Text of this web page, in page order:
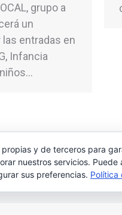
grupo a
un
entradas en
Infancia
y de terceros para
nuestros servicios.
sus preferencias. Política